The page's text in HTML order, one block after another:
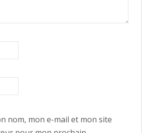
nom, mon e-mail et mon site